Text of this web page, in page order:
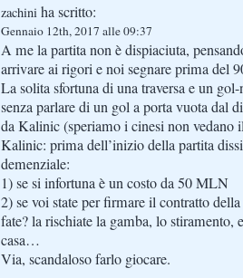
zachini ha scritto:
Gennaio 12th, 2017 alle 09:37
A me la partita non è dispiaciuta,
arrivare ai rigori e noi segnare prima del
La solita sfortuna di una traversa e un
senza parlare di un gol a porta vuota dal
da Kalinic (speriamo i cinesi non vedano
Kalinic: prima dell’inizio della partita
demenziale:
1) se si infortuna è un costo da 50 MLN
2) se voi state per firmare il contratto
fate? la rischiate la gamba, lo
casa…
Via, scandaloso farlo giocare.